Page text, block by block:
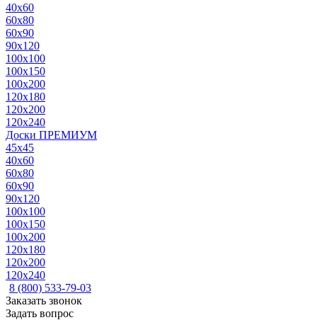
40x60
60x80
60x90
90x120
100x100
100x150
100x200
120x180
120x200
120x240
Доски ПРЕМИУМ
45x45
40x60
60x80
60x90
90x120
100x100
100x150
100x200
120x180
120x200
120x240
8 (800) 533-79-03
Заказать звонок
Задать вопрос